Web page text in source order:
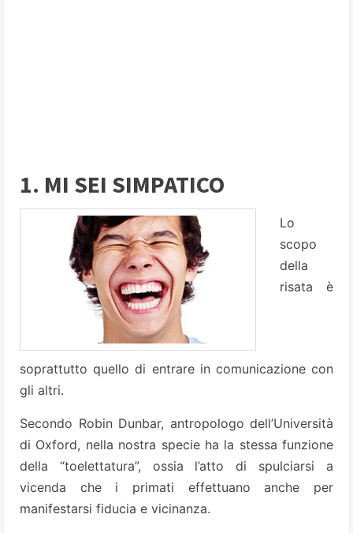
1. MI SEI SIMPATICO
Lo
scopo
della
risata è
soprattutto quello di entrare in comunicazione con
gli altri.
Secondo Robin Dunbar, antropologo dell’Università
di Oxford, nella nostra specie ha la stessa funzione
della “toelettatura”, ossia l’atto di spulciarsi a
vicenda che i primati effettuano anche per
manifestarsi fiducia e vicinanza.